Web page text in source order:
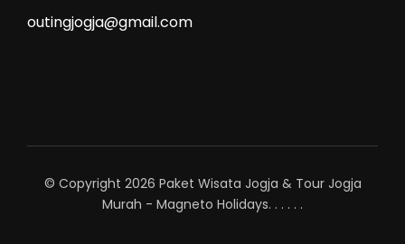
outingjogja@gmail.com
© Copyright 2026 Paket Wisata Jogja & Tour Jogja
Murah - Magneto Holidays. . . . . .